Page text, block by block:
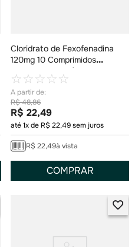
Cloridrato de Fexofenadina
120mg 10 Comprimidos
Revestidos Genérico Cimed
☆☆☆☆☆
R$48,86
R$ 22,49
até1x de R$22,49sem juros
R$ 22,49à vista
COMPRAR